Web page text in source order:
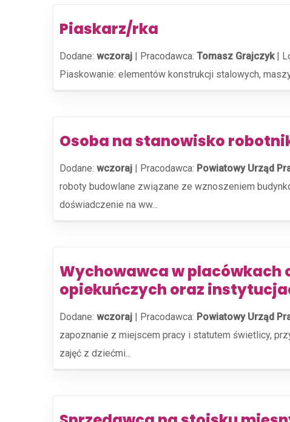
Piaskarz/rka
Dodane: wczoraj | Pracodawca: Tomasz Grajczyk|
Piaskowanie: elementów konstrukcji stalowych,
Osoba na stanowisko
Dodane: wczoraj | Pracodawca: Powiatowy Urząd
roboty budowlane związane ze wznoszeniem
doświadczenie na ww...
Wychowawca w
opiekuńczych oraz
Dodane: wczoraj | Pracodawca: Powiatowy Urząd
zapoznanie z miejscem pracy i statutem świetlicy,
zajęć z dziećmi...